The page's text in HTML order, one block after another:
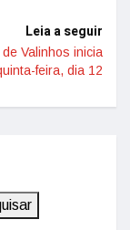
Leia a seguir
Valinhos inicia
feira, dia 12